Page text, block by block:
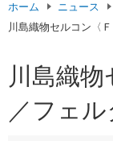
ホーム
ニュース
川島織物セルコン〈
川島織
／フェ